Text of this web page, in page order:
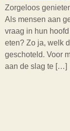
Zorgeloos
Als mensen aan
vraag in hun
eten? Zo ja, welk
geschoteld. Voor
aan de slag te […]